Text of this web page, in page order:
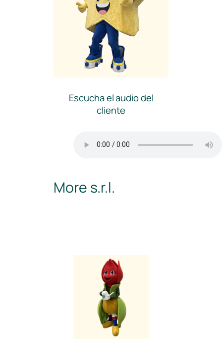
Escucha el audio del
cliente
More s.r.l.